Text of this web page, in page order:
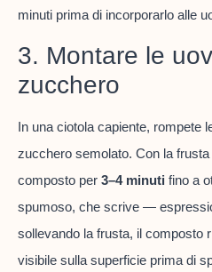
minuti prima di incorporarlo alle
3. Montare le
zucchero
In una ciotola capiente, rompete
zucchero semolato. Con la
composto per 3–4 minuti fino a
spumoso, che scrive —
sollevando la frusta, il composto
visibile sulla superficie prima di